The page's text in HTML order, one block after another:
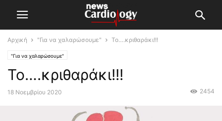
Αρχική "Για να χαλαρώσουμε" Το….κριθαράκι!!!
"Για να χαλαρώσουμε"
Το….κριθαράκι!!!
18 Νοεμβρίου 2020 2454